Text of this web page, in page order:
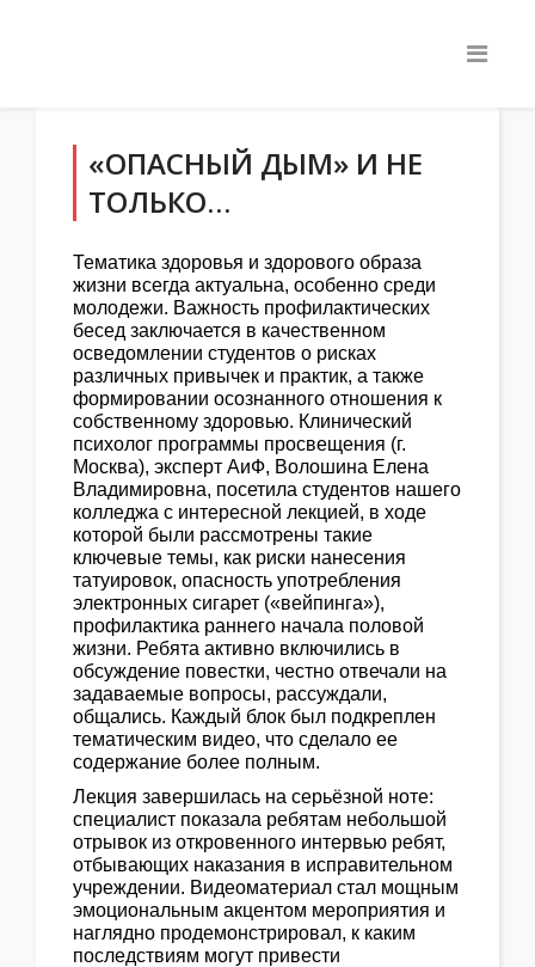
«ОПАСНЫЙ ДЫМ» И НЕ
ТОЛЬКО…
Тематика здоровья и здорового образа
жизни всегда актуальна, особенно среди
молодежи. Важность профилактических
бесед заключается в качественном
осведомлении студентов о рисках
различных привычек и практик, а также
формировании осознанного отношения к
собственному здоровью. Клинический
психолог программы просвещения (г.
Москва), эксперт АиФ, Волошина Елена
Владимировна, посетила студентов нашего
колледжа с интересной лекцией, в ходе
которой были рассмотрены такие
ключевые темы, как риски нанесения
татуировок, опасность употребления
электронных сигарет («вейпинга»),
профилактика раннего начала половой
жизни. Ребята активно включились в
обсуждение повестки, честно отвечали на
задаваемые вопросы, рассуждали,
общались. Каждый блок был подкреплен
тематическим видео, что сделало ее
содержание более полным.
Лекция завершилась на серьёзной ноте:
специалист показала ребятам небольшой
отрывок из откровенного интервью ребят,
отбывающих наказания в исправительном
учреждении. Видеоматериал стал мощным
эмоциональным акцентом мероприятия и
наглядно продемонстрировал, к каким
последствиям могут привести